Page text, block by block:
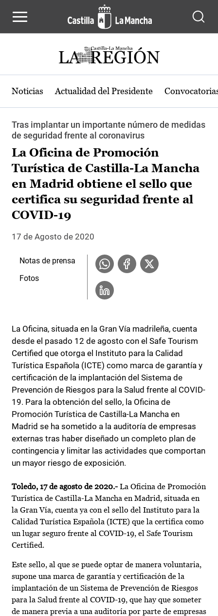
Noticias Actualidad del Presidente
Tras implantar un importante número de medidas
de seguridad frente al coronavirus
La Oficina de Promoción
Turística de Castilla-La Mancha
en Madrid obtiene el sello que
certifica su seguridad frente al
COVID-19
17 de Agosto de 2020
La Oficina, situada en la Gran Vía madrileña, cuenta
desde el pasado 12 de agosto con el Safe Tourism
Certified que otorga el Instituto para la Calidad
Turística Española (ICTE) como marca de garantía y
certificación de la implantación del Sistema de
Prevención de Riesgos para la Salud frente al COVID-
19. Para la obtención del sello, la Oficina de
Promoción Turística de Castilla-La Mancha en
Madrid se ha sometido a la auditoría de empresas
externas tras haber diseñado un completo plan de
contingencia y limitar las actividades que comportan
un mayor riesgo de exposición.
Toledo, 17 de agosto de 2020.- La Oficina de Promoción
Turística de Castilla-La Mancha en Madrid, situada en
la Gran Vía, cuenta ya con el sello del Instituto para la
Calidad Turística Española (ICTE) que la certifica como
un lugar seguro frente al COVID-19, el Safe Tourism
Certified.
Este sello, al que se puede optar de manera voluntaria,
supone una marca de garantía y certificación de la
implantación de un Sistema de Prevención de Riesgos
para la Salud frente al COVID-19, que hay que someter
de manera previa a una auditoría por parte de empresas
Notas de prensa
Fotos